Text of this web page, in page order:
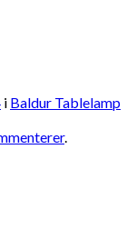
i Baldur Tablelamp
.